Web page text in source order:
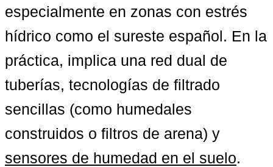
especialmente en zonas con estrés
hídrico como el sureste español. En la
práctica, implica una red dual de
tuberías, tecnologías de filtrado
sencillas (como humedales
sensores de humedad en el suelo.